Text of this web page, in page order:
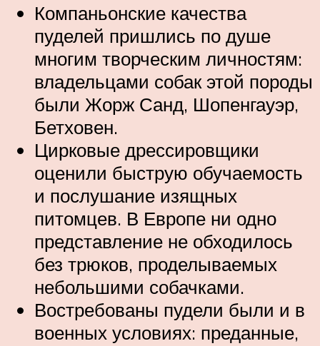
Компаньонские качества
пуделей пришлись по душе
многим творческим личностям:
владельцами собак этой породы
были Жорж Санд, Шопенгауэр,
Бетховен.
Цирковые дрессировщики
оценили быструю обучаемость
и послушание изящных
питомцев. В Европе ни одно
представление не обходилось
без трюков, проделываемых
небольшими собачками.
Востребованы пудели были и в
военных условиях: преданные,